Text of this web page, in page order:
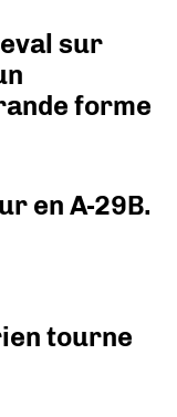
sur
forme
en A-29B.
tourne